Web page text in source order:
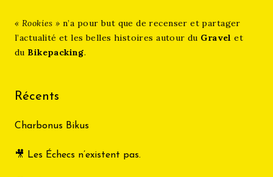
« Rookies »n’a pour but que de recenser et partager
l’actualité et les belles histoires autour du Gravel et
du Bikepacking.
Récents
Charbonus Bikus
🎥 Les Échecs n’existent pas.